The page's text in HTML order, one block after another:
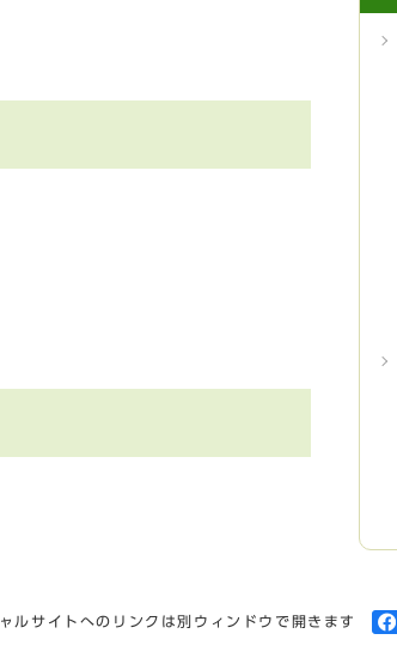
ルサイトへのリンクは別ウィンドウで開きます